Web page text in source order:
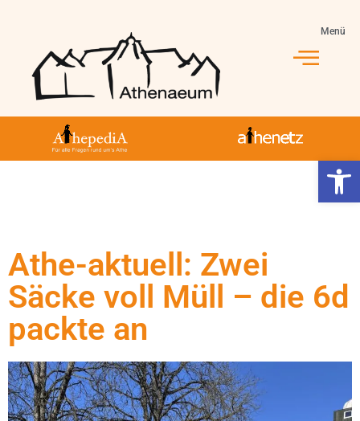
Menü
Athe-aktuell: Zwei
Säcke voll Müll – die 6d
packte an